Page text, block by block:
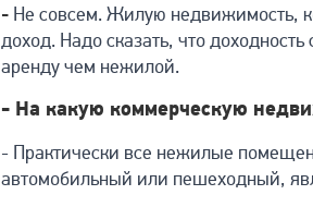
- Не совсем. Жилую недвижимость,
доход. Надо сказать, что
аренду чем нежилой.
- На какую коммерческую
- Практически все нежилые
автомобильный или пешеходный,